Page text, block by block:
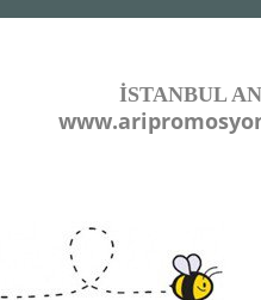
İSTANBUL